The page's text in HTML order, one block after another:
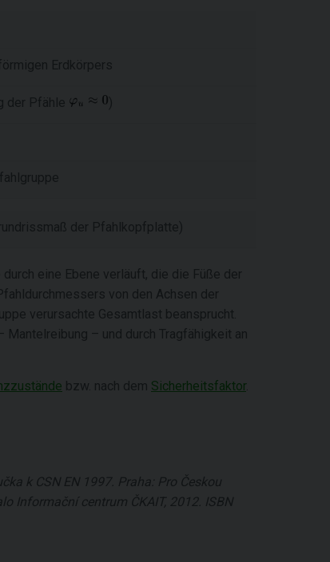
Erdkörpers
der Pfähle )
der Pfahlkopfplatte)
eine Ebene verläuft, die die Füße der
von den Achsen der
verursachte Gesamtlast beansprucht.
– und durch Tragfähigkeit an
bzw. nach dem Sicherheitsfaktor.
k CSN EN 1997. Praha: Pro Českou
Informační centrum ČKAIT, 2012. ISBN